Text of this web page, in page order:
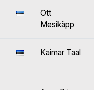
Ott
Mesikäpp
Kaimar Taal